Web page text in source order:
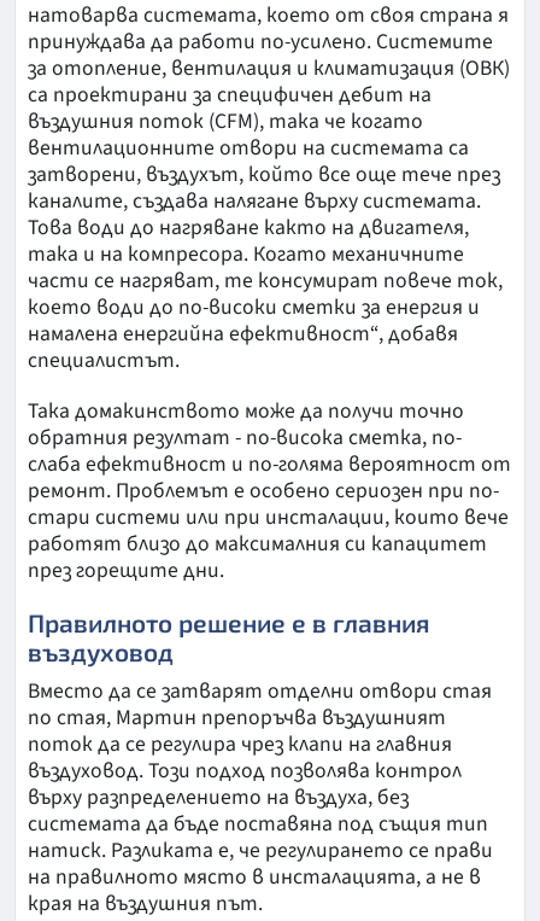
натоварва системата, което от своя страна я
принуждава да работи по-усилено. Системите
за отопление, вентилация и климатизация (ОВК)
са проектирани за специфичен дебит на
въздушния поток (CFM), така че когато
вентилационните отвори на системата са
затворени, въздухът, който все още тече през
каналите, създава налягане върху системата.
Това води до нагряване както на двигателя,
така и на компресора. Когато механичните
части се нагряват, те консумират повече ток,
което води до по-високи сметки за енергия и
намалена енергийна ефективност“, добавя
специалистът.
Така домакинството може да получи точно
обратния резултат - по-висока сметка, по-
слаба ефективност и по-голяма вероятност от
ремонт. Проблемът е особено сериозен при по-
стари системи или при инсталации, които вече
работят близо до максималния си капацитет
през горещите дни.
Правилното решение е в главния
въздуховод
Вместо да се затварят отделни отвори стая
по стая, Мартин препоръчва въздушният
поток да се регулира чрез клапи на главния
въздуховод. Този подход позволява контрол
върху разпределението на въздуха, без
системата да бъде поставяна под същия тип
натиск. Разликата е, че регулирането се прави
на правилното място в инсталацията, а не в
края на въздушния път.